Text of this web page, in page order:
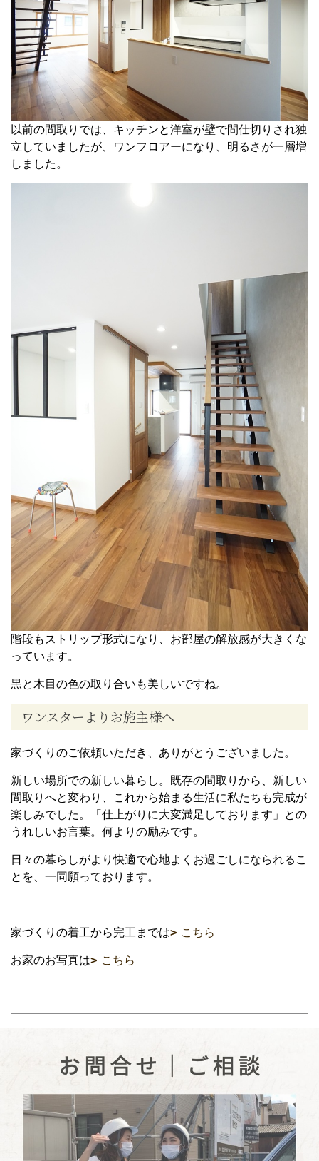
以前の間取りでは、キッチンと洋室が壁で間仕切りされ独
立していましたが、ワンフロアーになり、明るさが一層増
しました。
階段もストリップ形式になり、お部屋の解放感が大きくな
っています。
黒と木目の色の取り合いも美しいですね。
ワンスターよりお施主様へ
家づくりのご依頼いただき、ありがとうございました。
新しい場所での新しい暮らし。既存の間取りから、新しい
間取りへと変わり、これから始まる生活に私たちも完成が
楽しみでした。「仕上がりに大変満足しております」との
うれしいお言葉。何よりの励みです。
日々の暮らしがより快適で心地よくお過ごしになられるこ
とを、一同願っております。
家づくりの着工から完工までは こちら
お家のお写真は こちら